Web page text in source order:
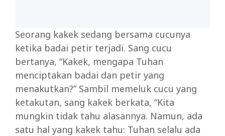
Seorang kakek sedang bersama cucunya
ketika badai petir terjadi. Sang cucu
bertanya, “Kakek, mengapa Tuhan
menciptakan badai dan petir yang
menakutkan?” Sambil memeluk cucu yang
ketakutan, sang kakek berkata, “Kita
mungkin tidak tahu alasannya. Namun, ada
satu hal yang kakek tahu: Tuhan selalu ada